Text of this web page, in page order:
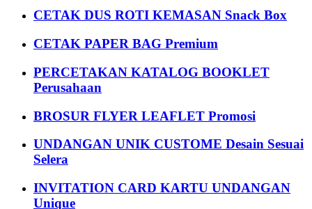
CETAK DUS ROTI KEMASAN Snack Box
CETAK PAPER BAG Premium
PERCETAKAN KATALOG BOOKLET
Perusahaan
BROSUR FLYER LEAFLET Promosi
UNDANGAN UNIK CUSTOME Desain Sesuai
Selera
INVITATION CARD KARTU UNDANGAN
Unique